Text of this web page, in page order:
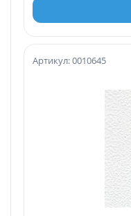
Артикул: 0010645